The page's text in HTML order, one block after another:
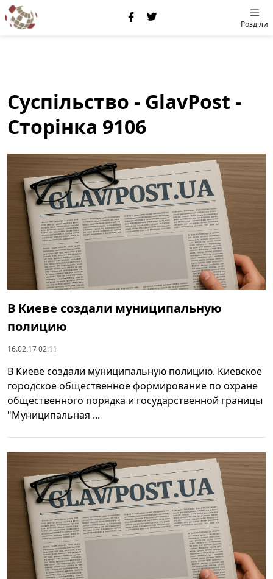
Розділи
Суспільство - GlavPost -
Сторінка 9106
В Киеве создали муниципальную
полицию
16.02.17 02:11
В Киеве создали муниципальную полицию. Киевское
городское общественное формирование по охране
общественного порядка и государственной границы
"Муниципальная ...